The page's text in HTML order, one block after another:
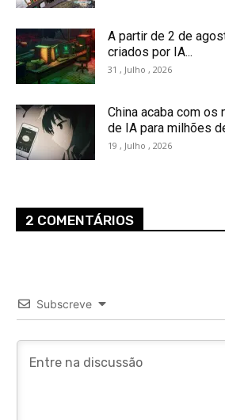
A partir de 2 de
criados por IA...
31 , Julho , 2026
China acaba com os
de IA para milhões
19 , Julho , 2026
2 COMENTÁRIOS
Subscreve